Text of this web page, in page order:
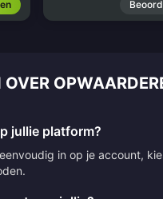
jullie platform?
in op je account,